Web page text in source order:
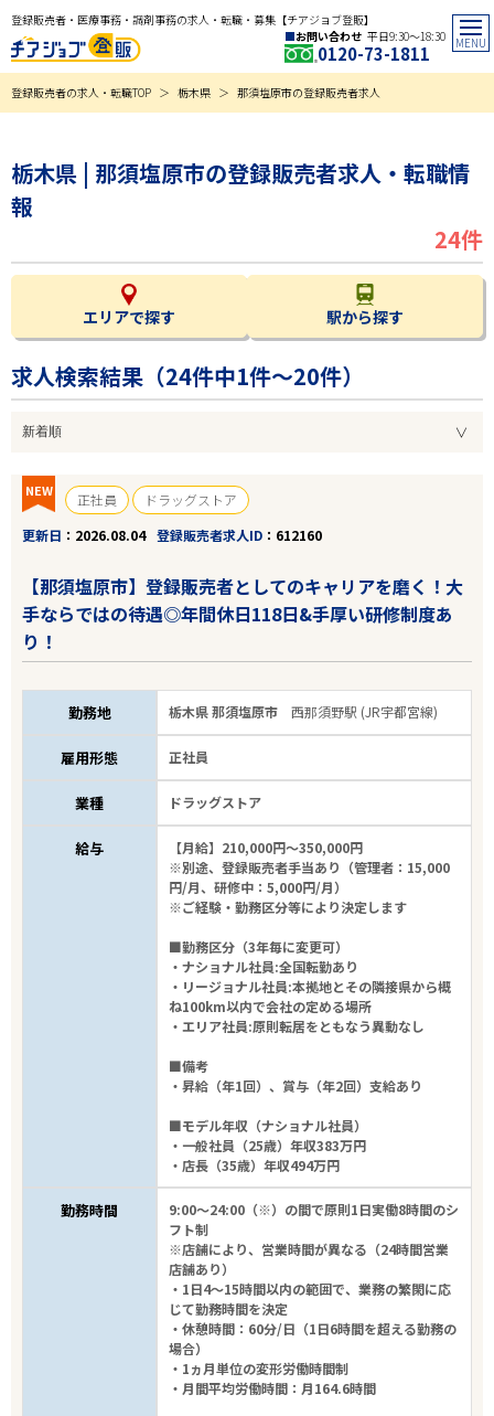
登録販売者・医療事務・調剤事務の求人・転職・募集【チアジョブ登販】
お問い合わせ 平日9:30〜18:30
0120-73-1811
登録販売者の求人・転職TOP 栃木県 那須塩原市の登録販売者求人
栃木県 | 那須塩原市の登録販売者求人・転職情
報
24件
エリアで探す 駅から探す
求人検索結果（24件中1件～20件）
NEW 正社員
ドラッグストア
更新日
2026.08.04 登録販売者求人ID 612160
【那須塩原市】登録販売者としてのキャリアを磨く！大
手ならではの待遇◎年間休日118日&手厚い研修制度あ
り！
勤務地 栃木県 那須塩原市西那須野駅 (JR宇都宮線)
雇用形態 正社員
業種 ドラッグストア
給与
【月給】210,000円～350,000円
※別途、登録販売者手当あり（管理者：15,000
円/月、研修中：5,000円/月）
※ご経験・勤務区分等により決定します
■勤務区分（3年毎に変更可）
・ナショナル社員:全国転勤あり
・リージョナル社員:本拠地とその隣接県から概
ね100km以内で会社の定める場所
・エリア社員:原則転居をともなう異動なし
■備考
・昇給（年1回）、賞与（年2回）支給あり
■モデル年収（ナショナル社員）
・一般社員（25歳）年収383万円
・店長（35歳）年収494万円
勤務時間
9:00～24:00（※）の間で原則1日実働8時間のシ
フト制
※店舗により、営業時間が異なる（24時間営業
店舗あり）
・1日4～15時間以内の範囲で、業務の繁閑に応
じて勤務時間を決定
・休憩時間：60分/日（1日6時間を超える勤務の
場合）
・1ヵ月単位の変形労働時間制
・月間平均労働時間：月164.6時間